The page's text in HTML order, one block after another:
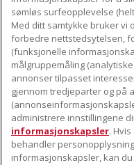
GENERELLE
sømløs surfeopplevelse
Med ditt samtykke bruker vi
forbedre nettstedsytelsen,
(funksjonelle
målgruppemåling
annonser tilpasset
gjennom tredjeparter og på
administrere innstillingene
informasjonskapsler.
behandler
informasjonskapsler, kan du